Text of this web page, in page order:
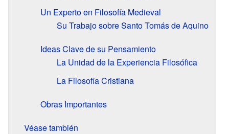
Un Experto en Filosofía Medieval
Su Trabajo sobre Santo Tomás de Aquino
Ideas Clave de su Pensamiento
La Unidad de la Experiencia Filosófica
La Filosofía Cristiana
Obras Importantes
Véase también